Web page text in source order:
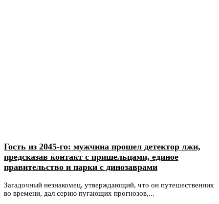
Гость из 2045-го: мужчина прошел детектор лжи,
предсказав контакт с пришельцами, единое
правительство и парки с динозаврами
Загадочный незнакомец, утверждающий, что он путешественник
во времени, дал серию пугающих прогнозов,...